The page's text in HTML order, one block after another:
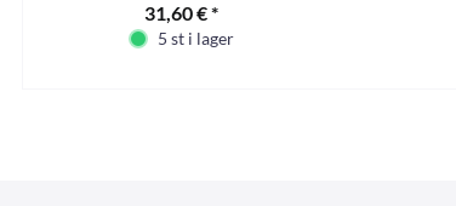
31,60 € *
5 st i lager